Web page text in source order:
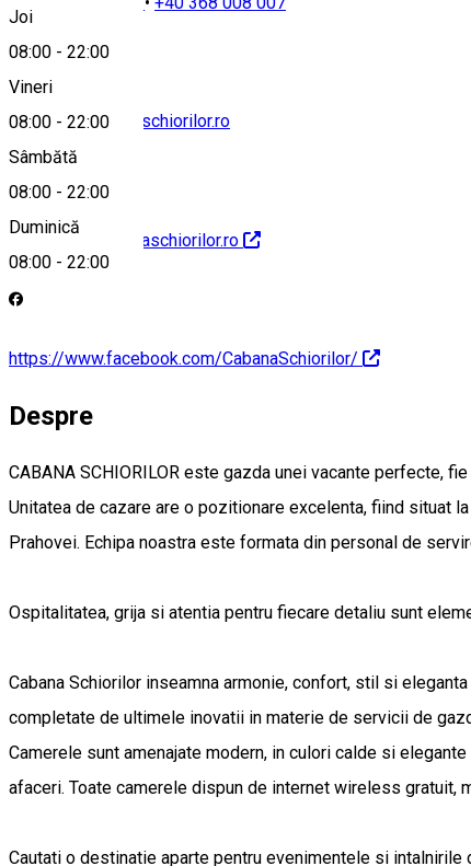
Joi
08:00 - 22:00
Vineri
08:00 - 22:00
Sâmbătă
08:00 - 22:00
Duminică
08:00 - 22:00
receptie@cabanaschiorilor.ro
http://www.cabanaschiorilor.ro
https://www.facebook.com/CabanaSchiorilor/
Despre
CABANA SCHIORILOR este gazda unei vacante perfecte,
Unitatea de cazare are o pozitionare excelenta, fiind situat
Prahovei. Echipa noastra este formata din personal de
Ospitalitatea, grija si atentia pentru fiecare detaliu sunt
Cabana Schiorilor inseamna armonie, confort, stil si
completate de ultimele inovatii in materie de servicii de
Camerele sunt amenajate modern, in culori calde si
afaceri. Toate camerele dispun de internet wireless gratuit,
Cautati o destinatie aparte pentru evenimentele si